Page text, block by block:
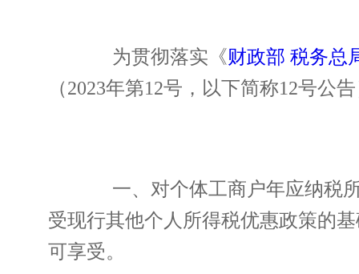
为贯彻落实《财政部 税务总
（2023年第12号，以下简称12号
一、对个体工商户年应纳税所
受现行其他个人所得税优惠政策的
可享受。